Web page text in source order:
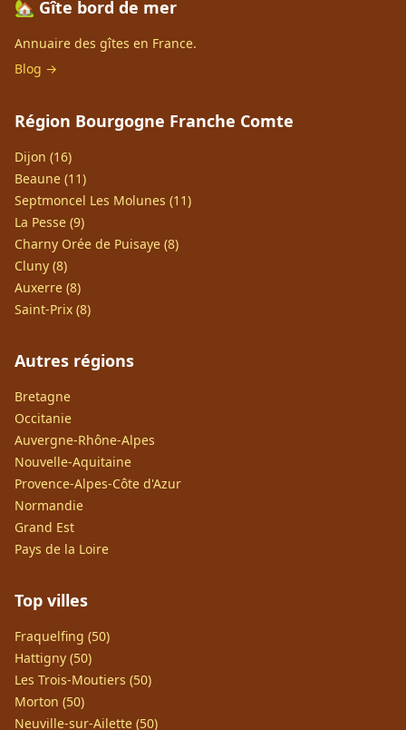
🏡 Gîte bord de mer
Annuaire des gîtes en France.
Blog →
Région Bourgogne Franche Comte
Dijon (16)
Beaune (11)
Septmoncel Les Molunes (11)
La Pesse (9)
Charny Orée de Puisaye (8)
Cluny (8)
Auxerre (8)
Saint-Prix (8)
Autres régions
Bretagne
Occitanie
Auvergne-Rhône-Alpes
Nouvelle-Aquitaine
Provence-Alpes-Côte d'Azur
Normandie
Grand Est
Pays de la Loire
Top villes
Fraquelfing (50)
Hattigny (50)
Les Trois-Moutiers (50)
Morton (50)
Neuville-sur-Ailette (50)